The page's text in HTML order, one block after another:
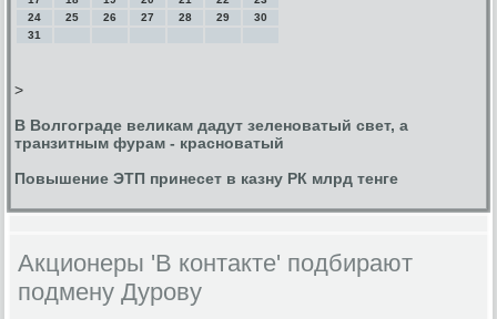
24
25 26 27 28 29
30
31
>
В Волгограде великам дадут зеленоватый свет, а
транзитным фурам - красноватый
Повышение ЭТП принесет в казну РК млрд тенге
Акционеры 'В контакте' подбирают
подмену Дурову